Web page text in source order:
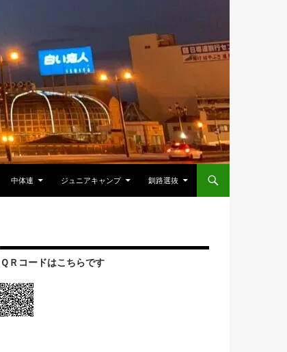
中体連 ジュニアキャンプ 釧路選抜
ＱＲコードはこちらです